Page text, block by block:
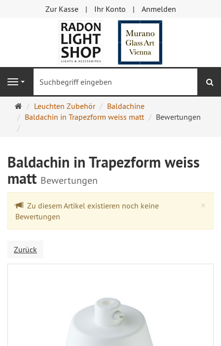
Zur Kasse Ihr Konto Anmelden
Navigation
Startseite
Leuchten Zubehör
Baldachine
Baldachin in Trapezform weiss matt
Bewertungen
Baldachin in Trapezform weiss
matt Bewertungen
×
Zu diesem Artikel existieren noch keine
Bewertungen
Zurück